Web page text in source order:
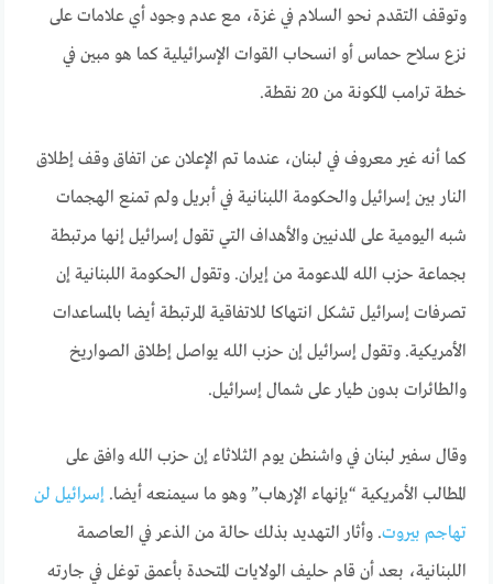
وتوقف التقدم نحو السلام في غزة، مع عدم وجود أي علامات على
نزع سلاح حماس أو انسحاب القوات الإسرائيلية كما هو مبين في
خطة ترامب المكونة من 20 نقطة.
كما أنه غير معروف في لبنان، عندما تم الإعلان عن اتفاق وقف إطلاق
النار بين إسرائيل والحكومة اللبنانية في أبريل ولم تمنع الهجمات
شبه اليومية على المدنيين والأهداف التي تقول إسرائيل إنها مرتبطة
بجماعة حزب الله المدعومة من إيران. وتقول الحكومة اللبنانية إن
تصرفات إسرائيل تشكل انتهاكا للاتفاقية المرتبطة أيضا بالمساعدات
الأمريكية. وتقول إسرائيل إن حزب الله يواصل إطلاق الصواريخ
والطائرات بدون طيار على شمال إسرائيل.
وقال سفير لبنان في واشنطن يوم الثلاثاء إن حزب الله وافق على
المطالب الأمريكية “بإنهاء الإرهاب” وهو ما سيمنعه أيضا. إسرائيل لن
تهاجم بيروت. وأثار التهديد بذلك حالة من الذعر في العاصمة
اللبنانية، بعد أن قام حليف الولايات المتحدة بأعمق توغل في جارته